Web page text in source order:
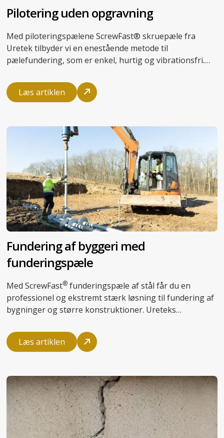
Pilotering uden opgravning
Med piloteringspæleneScrewFast® skruepæle fra
Uretek tilbyder vi en enestående metode til
pælefundering, som er enkel, hurtig og vibrationsfri.
omkringliggende bygninger og slipper for omfattende
reetablering. ScrewFast Skruepæle
Læs artiklen
Fundering af byggeri med
funderingspæle
MedScrewFast® funderingspæle af stål får du en
professionel og ekstremt stærk løsning til fundering af
bygninger og større konstruktioner. Ureteks
vibrationsfrit, og du undgår støj, forstyrrelser og
potentielle følgeskader på omkringliggende bygninger.
Læs artiklen